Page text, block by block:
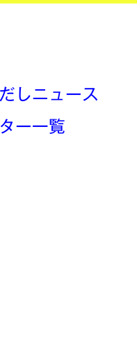
しニュース
ー一覧